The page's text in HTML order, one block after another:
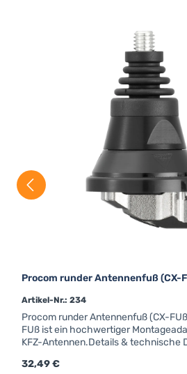
Procom runder Antennenfuß (CX-
Artikel-Nr.: 234
Procom runder Antennenfuß (CX-FUß) Der Procom
FUß ist ein hochwertiger
KFZ-Antennen.Details & technische
mit Kennzeichen "X"
Regulärer Preis:
32,49 €